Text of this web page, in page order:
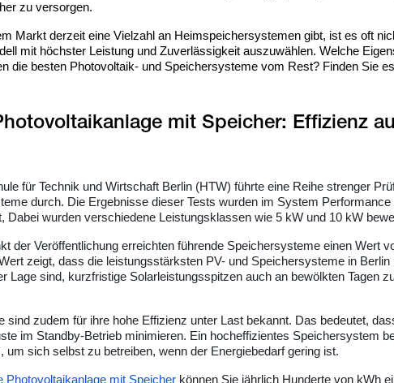
zu versorgen.
Markt derzeit eine Vielzahl an Heimspeichersystemen gibt, ist es oft
mit höchster Leistung und Zuverlässigkeit auszuwählen. Welche
die besten Photovoltaik- und Speichersysteme vom Rest? Finden Sie
mit Speicher: Effizienz
für Technik und Wirtschaft Berlin (HTW) führte eine Reihe strenger
durch. Die Ergebnisse dieser Tests wurden im System Performance
Dabei wurden verschiedene Leistungsklassen wie 5 kW und 10 kW
der Veröffentlichung erreichten führende Speichersysteme einen Wert
zeigt, dass die leistungsstärksten PV- und Speichersysteme in Berlin
Lage sind, kurzfristige Solarleistungsspitzen auch an bewölkten Tagen
sind zudem für ihre hohe Effizienz unter Last bekannt. Das bedeutet,
im Standby-Betrieb minimieren. Ein hocheffizientes Speichersystem
um sich selbst zu betreiben, wenn der Energiebedarf gering ist.
Photovoltaikanlage mit Speicher können Sie jährlich Hunderte von kWh